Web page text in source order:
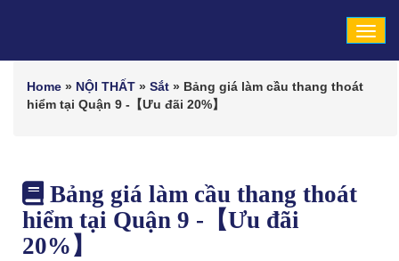
Home » NỘI THẤT » Sắt » Bảng giá làm cầu thang thoát
hiểm tại Quận 9 -【Ưu đãi 20%】
Bảng giá làm cầu thang thoát
hiểm tại Quận 9 -【Ưu đãi
20%】